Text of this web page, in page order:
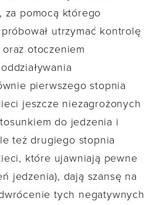
za pomocą którego
utrzymać kontrolę
oraz otoczeniem
pierwszego stopnia
jeszcze niezagrożonych
do jedzenia i
też drugiego stopnia
które ujawniają pewne
jedzenia), dają szansę na
tych negatywnych